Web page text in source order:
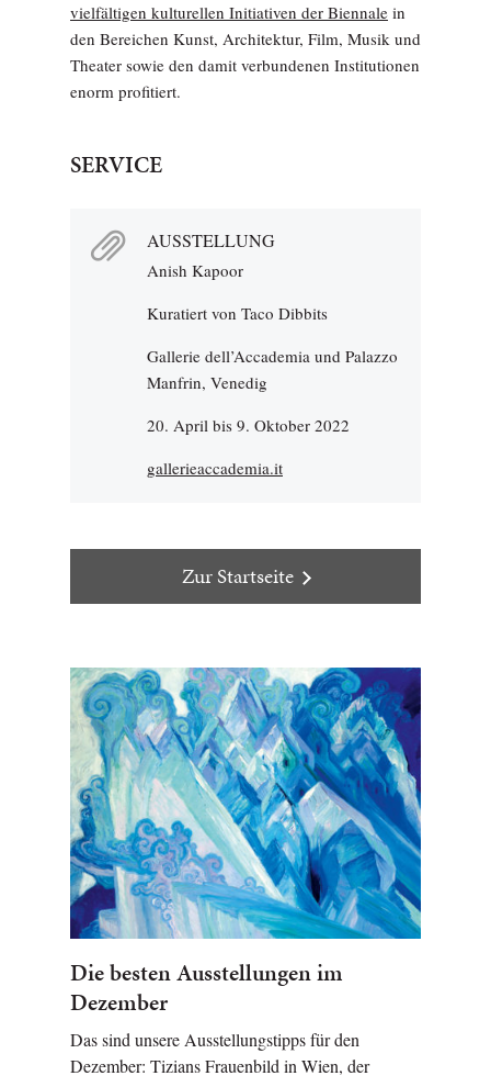
vielfältigen kulturellen Initiativen der Biennale in
den Bereichen Kunst, Architektur, Film, Musik und
Theater sowie den damit verbundenen Institutionen
enorm profitiert.
SERVICE
AUSSTELLUNG
Anish Kapoor
Kuratiert von Taco Dibbits
Gallerie dell’Accademia und Palazzo
Manfrin, Venedig
20. April bis 9. Oktober 2022
gallerieaccademia.it
Zur Startseite
Die besten Ausstellungen im
Dezember
Das sind unsere Ausstellungstipps für den
Dezember: Tizians Frauenbild in Wien, der